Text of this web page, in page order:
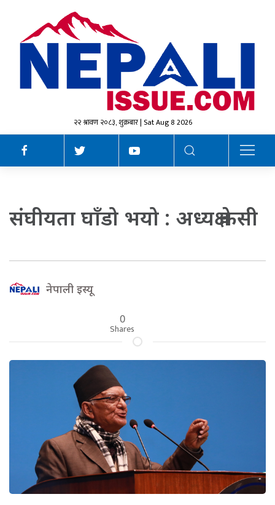
२२ श्रावण २०८३, शुक्रबार | Sat Aug 8 2026
संघीयता घाँडो भयो : अध्यक्ष केसी
नेपाली इस्यू
0
Shares